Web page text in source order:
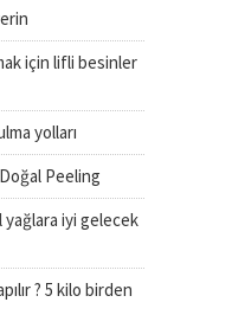
için lifli besinler
yolları
Peeling
iyi gelecek
? 5 kilo birden